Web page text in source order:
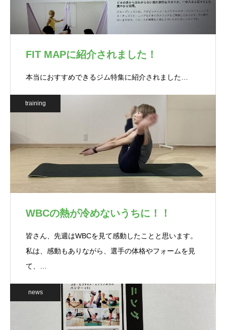
FIT MAPに紹介されました！
本当におすすめできるジム特集に紹介されました…
training
WBCの熱が冷めないうちに！！
皆さん、先週はWBCを見て感動したことと思います。
私は、感動もありながら、選手の体格やフォームを見
て、…
news